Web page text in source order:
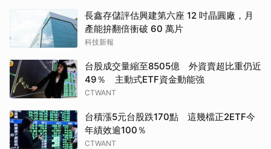
長鑫存儲評估興建第六座 12 吋晶圓廠，月
產能拚翻倍衝破 60 萬片
科技新報
台股成交量縮至8505億 外資賣超比重仍近
49％ 主動式ETF資金動能強
CTWANT
台積漲5元台股跌170點 這幾檔正2ETF今
年績效逾100％
CTWANT